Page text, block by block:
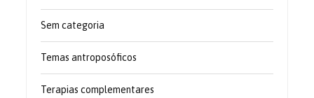
Sem categoria
Temas antroposóficos
Terapias complementares